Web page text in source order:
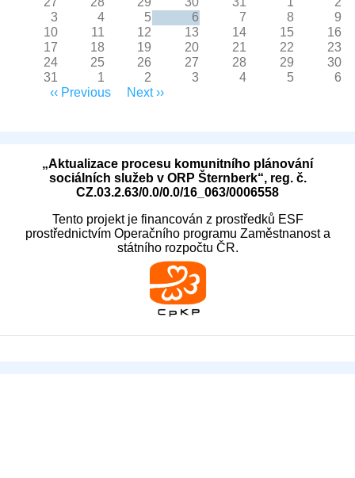
3
4 5 6 7 8
9
10
11 12 13 14 15
16
17
18 19 20 21 22
23
24
25 26 27 28 29
30
31
1 2 3 4 5
6
Pagination
‹‹ Previous Next ››
„Aktualizace procesu komunitního plánování
sociálních služeb v ORP Šternberk“, reg. č.
CZ.03.2.63/0.0/0.0/16_063/0006558
Tento projekt je financován z prostředků ESF
prostřednictvím Operačního programu Zaměstnanost a
státního rozpočtu ČR.